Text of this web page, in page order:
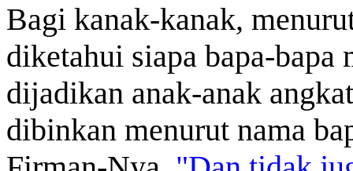
Bagi kanak-kanak,
diketahui siapa bapa-bapa
dijadikan anak-anak
dibinkan menurut nama